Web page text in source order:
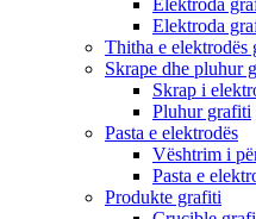
Elektroda
Elektroda
Thitha e elektrodës
Skrape dhe pluhur
Skrap i
Pluhur grafiti
Pasta e elektrodës
Vështrim i
Pasta e
Produkte grafiti